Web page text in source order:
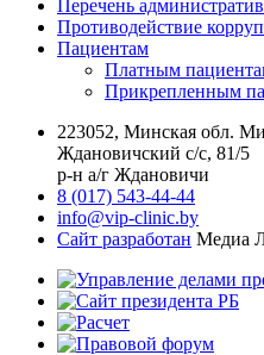
Перечень
Противодействие
Пациентам
Платным
Прикрепленным
223052, Минская обл.
Ждановичский с/с, 81/5
р-н а/г Ждановичи
8 (017) 543-44-44
info@vip-clinic.by
Сайт разработан Медиа